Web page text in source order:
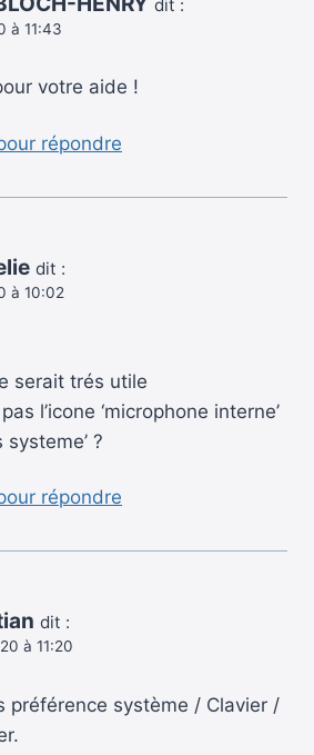
dit :
à 11:43
votre aide !
répondre
dit :
à 10:02
serait trés utile
l’icone ‘microphone interne’
systeme’ ?
répondre
dit :
à 11:20
préférence système / Clavier /